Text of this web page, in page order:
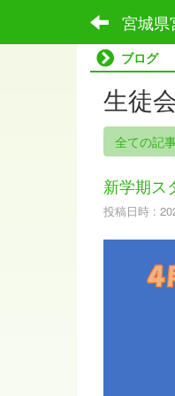
宮城県
ブログ
生徒
全ての記
新学期ス
投稿日時 :